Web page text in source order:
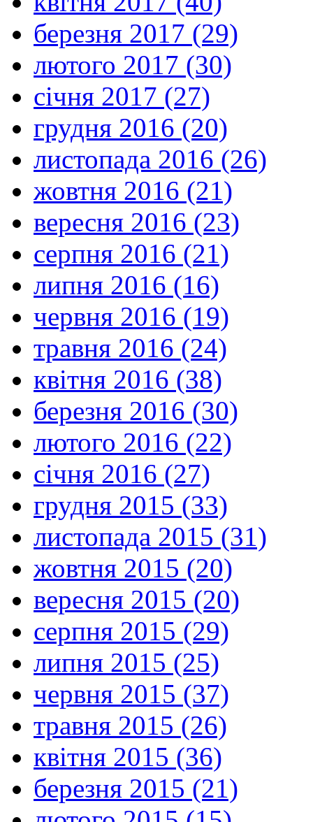
березня 2017 (29)
лютого 2017 (30)
січня 2017 (27)
грудня 2016 (20)
листопада 2016 (26)
жовтня 2016 (21)
вересня 2016 (23)
серпня 2016 (21)
липня 2016 (16)
червня 2016 (19)
травня 2016 (24)
квітня 2016 (38)
березня 2016 (30)
лютого 2016 (22)
січня 2016 (27)
грудня 2015 (33)
листопада 2015 (31)
жовтня 2015 (20)
вересня 2015 (20)
серпня 2015 (29)
липня 2015 (25)
червня 2015 (37)
травня 2015 (26)
квітня 2015 (36)
березня 2015 (21)